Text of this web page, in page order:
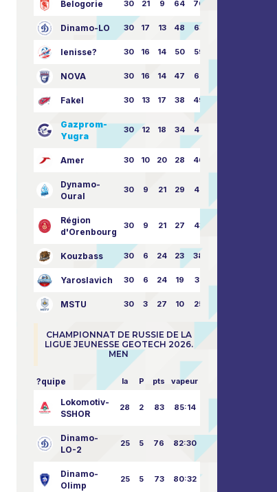
Belogorie 30 21 9 64 70:40
Dinamo-LO 30 17 13 48 63:57
Ienisse? 30 16 14 50 59:53
NOVA 30 16 14 47 62:58
Fakel 30 13 17 38 49:62
Gazprom-
Yugra
30 12 18 34 45:63
Amer 30 10 20 28 46:73
Dynamo-
Oural
30 9 21 29 41:70
Région
d'Orenbourg
30 9 21 27 43:73
Kouzbass 30 6 24 23 38:76
Yaroslavich 30 6 24 19 31:80
MSTU 30 3 27 10 25:87
CHAMPIONNAT DE RUSSIE DE LA
LIGUE JEUNESSE GEOTECH 2026.
MEN
?quipe la P pts vapeur
Lokomotiv-
SSHOR
28 2 83 85:14
Dinamo-
LO-2
25 5 76 82:30
Dinamo-
Olimp
25 5 73 80:32